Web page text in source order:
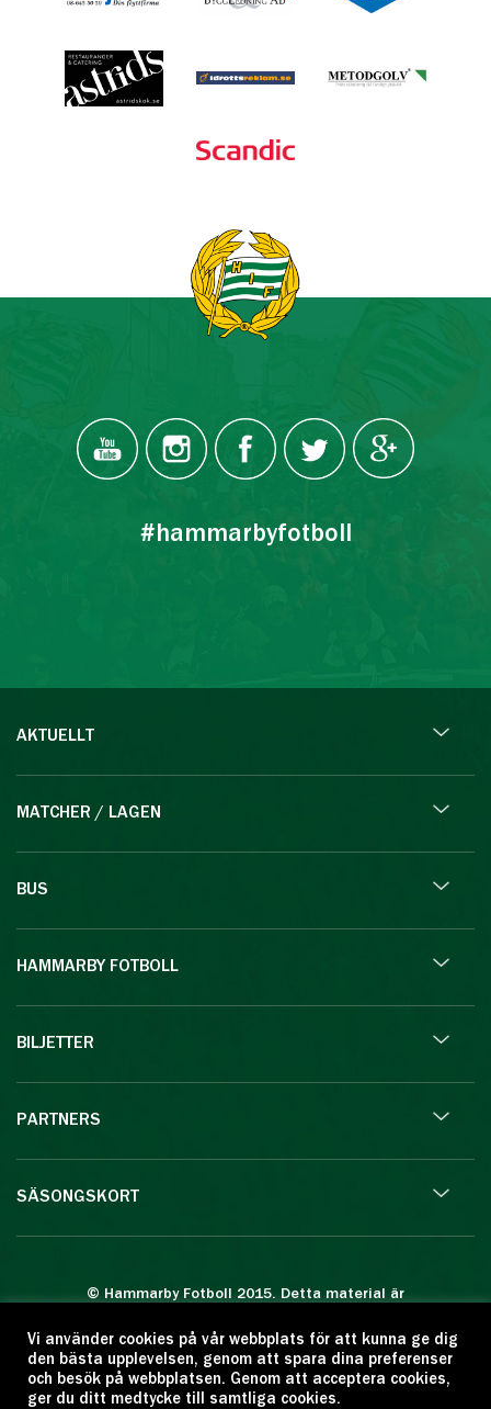
#hammarbyfotboll
AKTUELLT
MATCHER / LAGEN
BUS
HAMMARBY FOTBOLL
BILJETTER
PARTNERS
SÄSONGSKORT
© Hammarby Fotboll 2015. Detta material är
Eftertryck eller annan kopiering är förbjuden.
Citera oss gärna men ange källan:
www.hammarbyfotboll.se. Ansvarig utgivare:
Vi använder cookies på vår webbplats för att kunna ge dig
den bästa upplevelsen, genom att spara dina preferenser
och besök på webbplatsen. Genom att acceptera cookies,
ger du ditt medtycke till samtliga cookies.